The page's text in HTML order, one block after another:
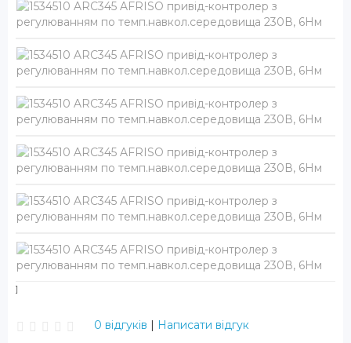
0 відгуків | Написати відгук